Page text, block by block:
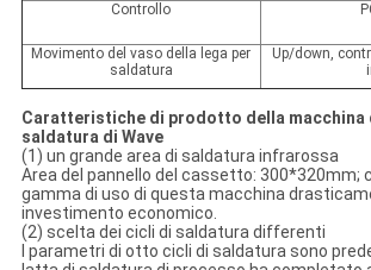
Controllo
Movimento del vaso della lega per
saldatura
Up/down,
Caratteristiche di prodotto della macchina
saldatura di Wave
(1) un grande area di saldatura infrarossa
Area del pannello del cassetto: 300*320mm;
gamma di uso di questa macchina
investimento economico.
(2) scelta dei cicli di saldatura differenti
I parametri di otto cicli di saldatura sono